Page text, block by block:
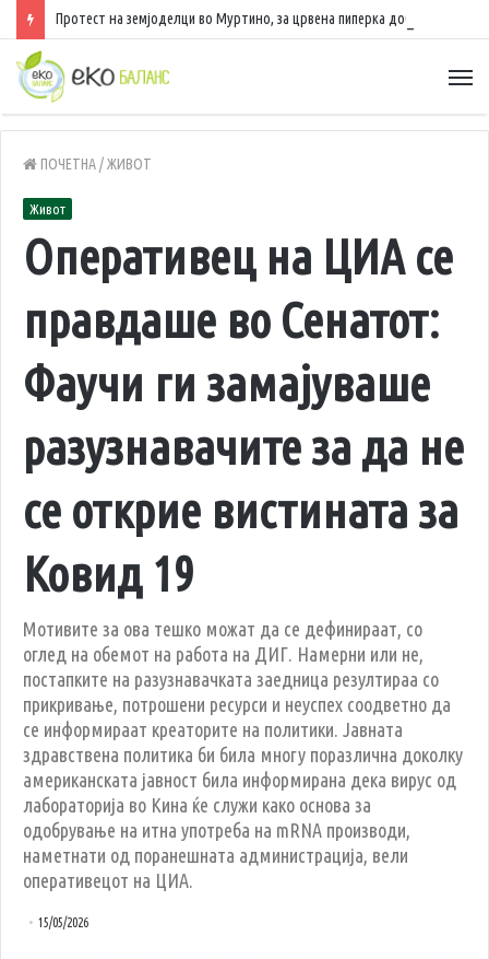
ПОЧЕТНА/ЖИВОТ
Живот
Оперативец на ЦИА се
правдаше во Сенатот:
Фаучи ги замајуваше
разузнавачите за да не
се открие вистината за
Ковид 19
Мотивите за ова тешко можат да се дефинираат, со
оглед на обемот на работа на ДИГ. Намерни или не,
постапките на разузнавачката заедница резултираа со
прикривање, потрошени ресурси и неуспех соодветно да
се информираат креаторите на политики. Јавната
здравствена политика би била многу поразлична доколку
американската јавност била информирана дека вирус од
лабораторија во Кина ќе служи како основа за
одобрување на итна употреба на mRNA производи,
наметнати од поранешната администрација, вели
оперативецот на ЦИА.
15/05/2026